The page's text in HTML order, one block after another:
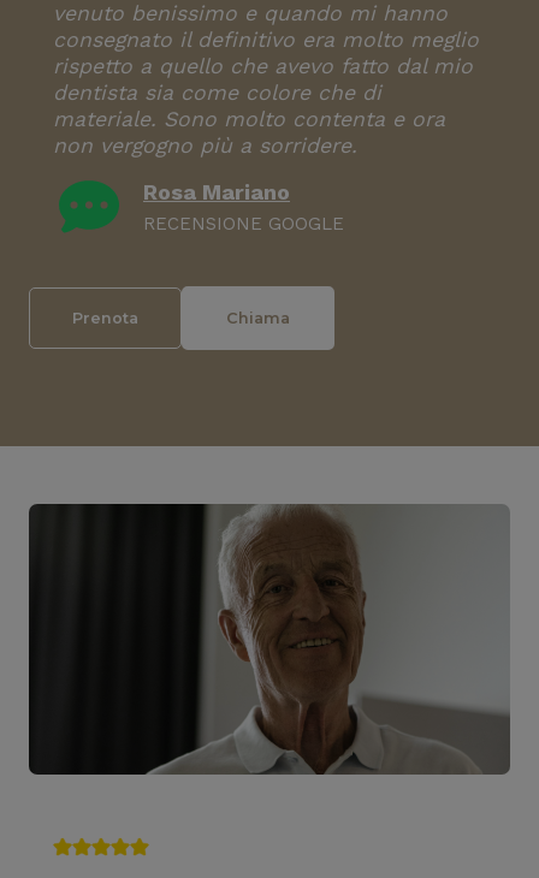
venuto benissimo e quando mi hanno
consegnato il definitivo era molto meglio
rispetto a quello che avevo fatto dal mio
dentista sia come colore che di
materiale. Sono molto contenta e ora
non vergogno più a sorridere.
Rosa Mariano
RECENSIONE GOOGLE
Prenota Chiama